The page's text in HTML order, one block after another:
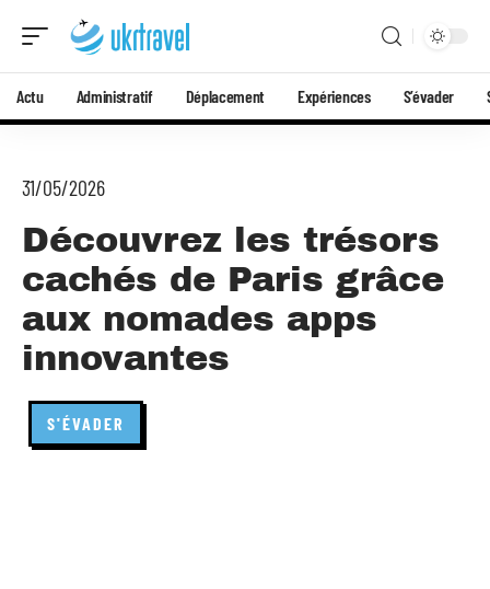
Actu Administratif Déplacement Expériences S’évader
31/05/2026
Découvrez les trésors
cachés de Paris grâce
aux nomades apps
innovantes
S'ÉVADER